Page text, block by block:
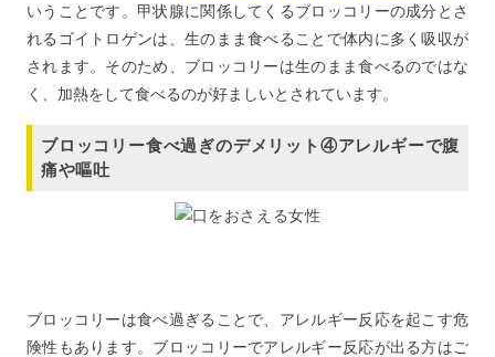
いうことです。甲状腺に関係してくるブロッコリーの成分とさ
れるゴイトロゲンは、生のまま食べることで体内に多く吸収が
されます。そのため、ブロッコリーは生のまま食べるのではな
く、加熱をして食べるのが好ましいとされています。
ブロッコリー食べ過ぎのデメリット④アレルギーで腹
痛や嘔吐
ブロッコリーは食べ過ぎることで、アレルギー反応を起こす危
険性もあります。ブロッコリーでアレルギー反応が出る方はご